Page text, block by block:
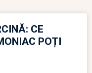
CE
POȚI